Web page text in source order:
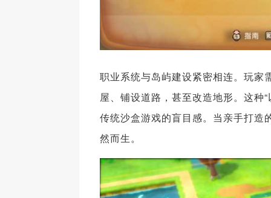
职业系统与岛屿建设紧密相连。玩
屋、铺设道路，甚至改造地形。这种
传统沙盒游戏的盲目感。当亲手打造
然而生。